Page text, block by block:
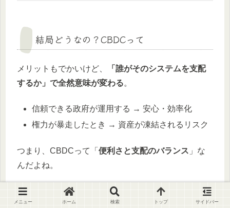
結局どうなの？CBDCって
メリットもでかいけど、
「誰がそのシステムを支配
するか」で全然意味が変わる。
信頼できる政府が運用する → 安心・効率化
権力が暴走したとき → 資産が凍結されるリスク
つまり、CBDCって「 便利さと支配のバランス 」な
んだよね。
一言で言えば、
メニュー ホーム 検索 トップ サイドバー